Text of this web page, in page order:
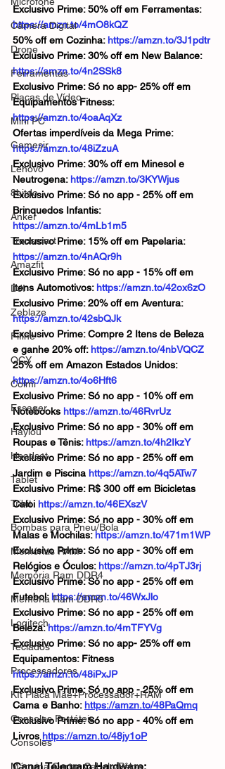
Câmera Digital
Drone
Ferramentas
Placas de Vídeo
Mini PC
Gamesir
Lenovo
8bitdo
Anker
Tronsmart
Amazfit
DJI
Zeblaze
Fifine
QCY
Colmi
Essager
Haylou
Headset
Tablet
Tribit
Bombas para Pneu/Bola
Memórias RAM
Memória Ram DDR4
Memória Ram DDR5
Logitech
Teclados
Processadores
KIt Placa Mãe+Processador+RAM
Consoles Portáteis
Consoles
Máquina Cortar Cabelo/Pêlos
Exclusivo Prime: 50% off em Ferramentas:
https://amzn.to/4mO8kQZ
50% off em Cozinha: https://amzn.to/3J1pdtr
Exclusivo Prime: 30% off em New Balance:
https://amzn.to/4n2SSk8
Exclusivo Prime: Só no app- 25% off em
Equipamentos Fitness:
https://amzn.to/4oaAqXz
Ofertas imperdíveis da Mega Prime:
https://amzn.to/48iZzuA
Exclusivo Prime: 30% off em Minesol e
Neutrogena: https://amzn.to/3KYWjus
Exclusivo Prime: Só no app - 25% off em
Brinquedos Infantis:
https://amzn.to/4mLb1m5
Exclusivo Prime: 15% off em Papelaria:
https://amzn.to/4nAQr9h
Exclusivo Prime: Só no app - 15% off em
itens Automotivos: https://amzn.to/42ox6zO
Exclusivo Prime: 20% off em Aventura:
https://amzn.to/42sbQJk
Exclusivo Prime: Compre 2 Itens de Beleza
e ganhe 20% off: https://amzn.to/4nbVQCZ
25% off em Amazon Estados Unidos:
https://amzn.to/4o6Hft6
Exclusivo Prime: Só no app - 10% off em
Notebooks https://amzn.to/46RvrUz
Exclusivo Prime: Só no app - 30% off em
Roupas e Tênis: https://amzn.to/4h2IkzY
Exclusivo Prime: Só no app - 25% off em
Jardim e Piscina https://amzn.to/4q5ATw7
Exclusivo Prime: R$ 300 off em Bicicletas
Caloi https://amzn.to/46EXszV
Exclusivo Prime: Só no app - 30% off em
Malas e Mochilas: https://amzn.to/471m1WP
Exclusivo Prime: Só no app - 30% off em
Relógios e Óculos: https://amzn.to/4pTJ3rj
Exclusivo Prime: Só no app - 25% off em
Futebol: https://amzn.to/46WxJlo
Exclusivo Prime: Só no app - 25% off em
Beleza: https://amzn.to/4mTFYVg
Exclusivo Prime: Só no app- 25% off em
Equipamentos: Fitness
https://amzn.to/48iPxJP
Exclusivo Prime: Só no app - 25% off em
Cama e Banho: https://amzn.to/48PaQmq
Exclusivo Prime: Só no app - 40% off em
Livros https://amzn.to/48jy1oP